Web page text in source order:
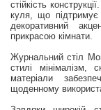
стійкість
куля, що
декоративний
прикрасою кімнати.
Журнальний стіл
стилі мінімалізм,
матеріали
щоденному